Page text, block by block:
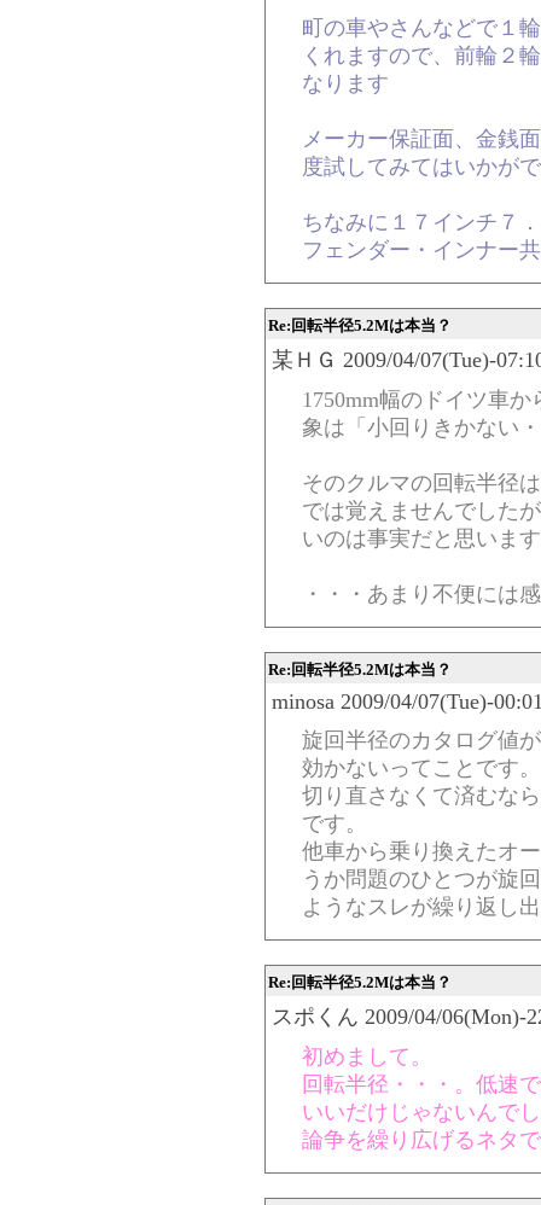
町の車やさんなどで１
くれますので、前輪２
なります
メーカー保証面、金銭
度試してみてはいかが
ちなみに１７インチ７
フェンダー・インナー
Re:回転半径5.2Mは本当？
某ＨＧ 2009/04/07(Tue)-
1750mm幅のドイツ車
象は「小回りきかない
そのクルマの回転半径
では覚えませんでした
いのは事実だと思いま
・・・あまり不便には
Re:回転半径5.2Mは本当？
minosa 2009/04/07(Tue)-
旋回半径のカタログ値
効かないってことです。
切り直さなくて済むな
です。
他車から乗り換えたオ
うか問題のひとつが旋
ようなスレが繰り返し
Re:回転半径5.2Mは本当？
スポくん 2009/04/06(Mon)-
初めまして。
回転半径・・・。低速
いいだけじゃないんで
論争を繰り広げるネタ